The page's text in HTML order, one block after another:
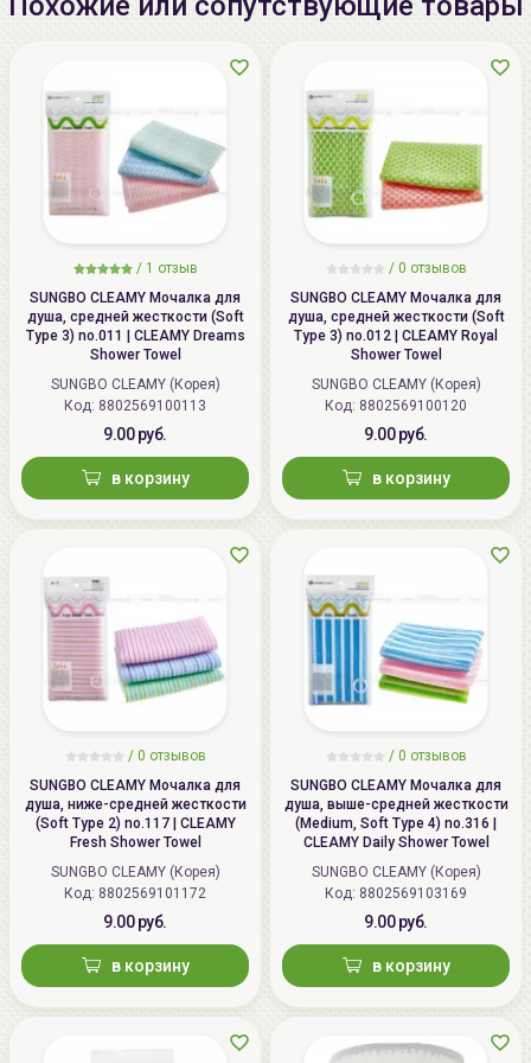
/ 1 отзыв
SUNGBO CLEAMY Мочалка для
душа, средней жесткости (Soft
Type 3) no.011 | CLEAMY Dreams
Shower Towel
SUNGBO CLEAMY (Корея)
Код: 8802569100113
9.00 руб.
в корзину
/ 0 отзывов
SUNGBO CLEAMY Мочалка для
душа, средней жесткости (Soft
Type 3) no.012 | CLEAMY Royal
Shower Towel
SUNGBO CLEAMY (Корея)
Код: 8802569100120
9.00 руб.
в корзину
/ 0 отзывов
SUNGBO CLEAMY Мочалка для
душа, ниже-средней жесткости
(Soft Type 2) no.117 | CLEAMY
Fresh Shower Towel
SUNGBO CLEAMY (Корея)
Код: 8802569101172
9.00 руб.
в корзину
/ 0 отзывов
SUNGBO CLEAMY Мочалка для
душа, выше-средней жесткости
(Medium, Soft Type 4) no.316 |
CLEAMY Daily Shower Towel
SUNGBO CLEAMY (Корея)
Код: 8802569103169
9.00 руб.
в корзину